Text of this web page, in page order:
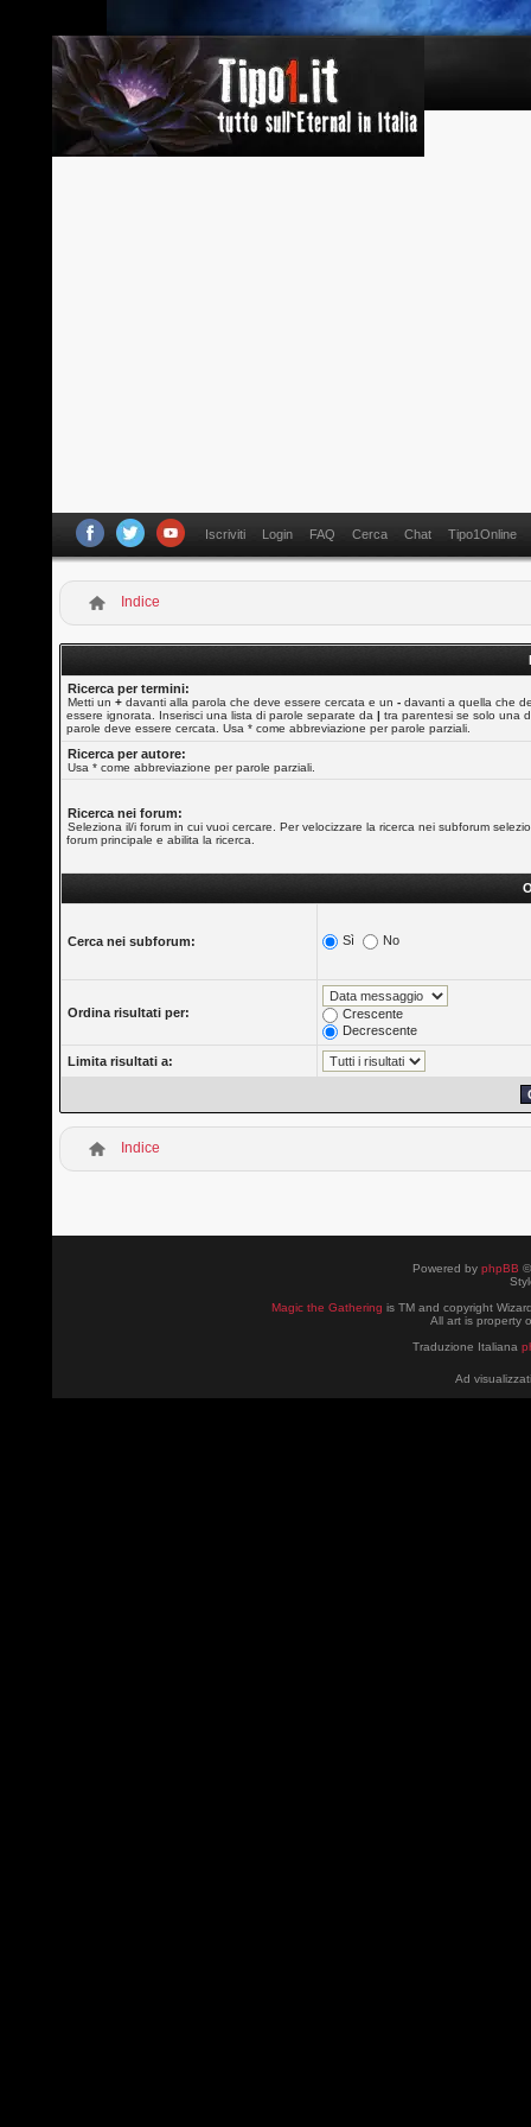
Iscriviti Login FAQ Cerca Chat Tipo1Online
Indice
Ricerca per termini:
Metti un+ davanti alla parola che deve essere cercata e un- davanti a quella che
essere ignorata. Inserisci una lista di parole separate da| tra parentesi se solo una
parole deve essere cercata. Usa * come abbreviazione per parole parziali.
Ricerca per autore:
Usa * come abbreviazione per parole parziali.
Ricerca nei forum:
Seleziona il/i forum in cui vuoi cercare. Per velocizzare la ricerca nei subforum
forum principale e abilita la ricerca.
Cerca nei subforum: Sì No
Ordina risultati per:
Crescente
Decrescente
Limita risultati a:
Indice
Powered by phpBB
Magic the Gathering is TM and copyright
All art is property
Traduzione Italiana
Ad